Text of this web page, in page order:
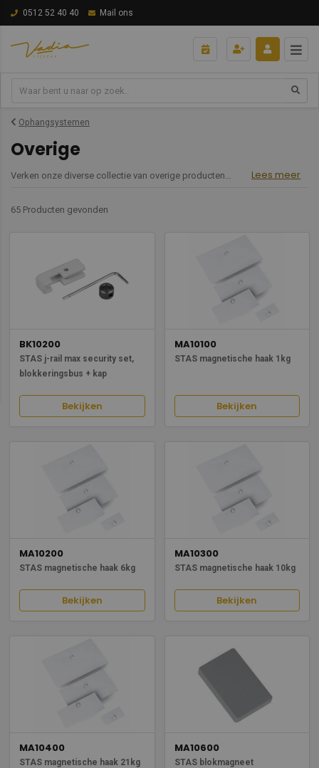
0512 52 40 40 Mail ons
Ophangsystemen
Overige
Lees meer
65 Producten gevonden
BK10200
STAS j-rail max security set,
blokkeringsbus + kap
Bekijken
MA10100
STAS magnetische haak 1kg
Bekijken
MA10200
STAS magnetische haak 6kg
Bekijken
MA10300
STAS magnetische haak 10kg
Bekijken
MA10400
STAS magnetische haak 21kg
MA10600
STAS blokmagneet